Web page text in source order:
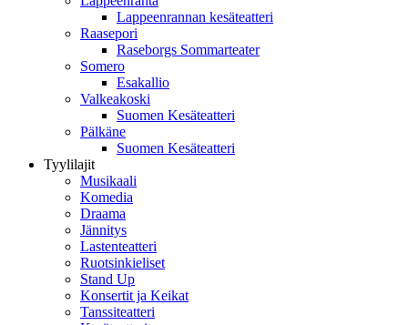
Lappeenrannan kesäteatteri
Raasepori
Raseborgs Sommarteater
Somero
Esakallio
Valkeakoski
Suomen Kesäteatteri
Pälkäne
Suomen Kesäteatteri
Tyylilajit
Musikaali
Komedia
Draama
Jännitys
Lastenteatteri
Ruotsinkieliset
Stand Up
Konsertit ja Keikat
Tanssiteatteri